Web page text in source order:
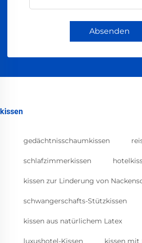
Absenden
kissen
gedächtnisschaumkissen
schlafzimmerkissen
kissen zur Linderung von
schwangerschafts-Stützkissen
kissen aus natürlichem Latex
luxushotel-Kissen kissen mit